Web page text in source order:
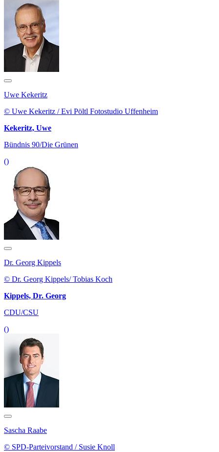
Uwe Kekeritz
© Uwe Kekeritz / Evi Pöltl Fotostudio Uffenheim
Kekeritz, Uwe
Bündnis 90/Die Grünen
()
Dr. Georg Kippels
© Dr. Georg Kippels/ Tobias Koch
Kippels, Dr. Georg
CDU/CSU
()
Sascha Raabe
© SPD-Parteivorstand / Susie Knoll